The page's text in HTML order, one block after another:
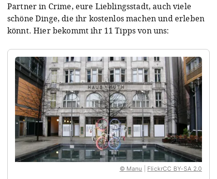
Partner in Crime, eure Lieblingsstadt, auch viele
schöne Dinge, die ihr kostenlos machen und erleben
könnt. Hier bekommt ihr 11 Tipps von uns:
© Manu FlickrCC BY-SA 2.0